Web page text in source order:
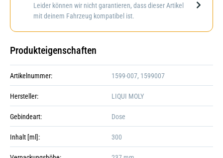
Darstellung kann abweichen
Leider können wir nicht garantieren, dass dieser Artikel
mit deinem Fahrzeug kompatibel ist.
Produkteigenschaften
Artikelnummer: 1599-007, 1599007
Hersteller: LIQUI MOLY
Gebindeart: Dose
Inhalt [ml]: 300